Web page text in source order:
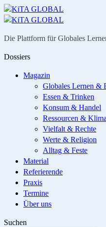
Menü
Suche
Die Plattform für Globales
Dossiers
Magazin
Globales Lernen &
Essen & Trinken
Konsum & Handel
Ressourcen & Klima
Vielfalt & Rechte
Werte & Religion
Alltag & Feste
Material
Referierende
Praxis
Termine
Über uns
Suchen